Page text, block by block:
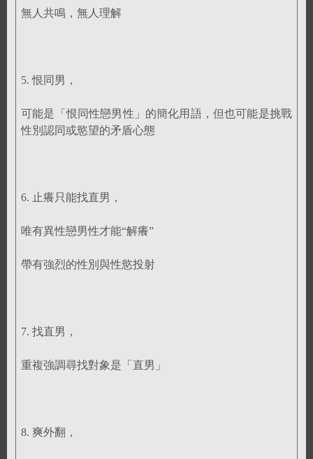
無人共鳴，無人理解
5. 恨同男，
可能是「恨同性戀男性」的簡化用語，但也可能是挑戰
性別認同或慾望的矛盾心態
6. 止癢只能找直男，
唯有異性戀男性才能“解癢”
帶有強烈的性別與性慾投射
7. 找直男，
重複強調尋找對象是「直男」
8. 爽外翻，